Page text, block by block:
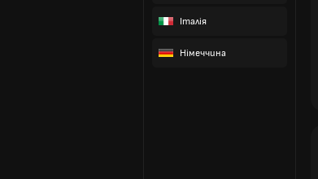
Італія
Німеччина